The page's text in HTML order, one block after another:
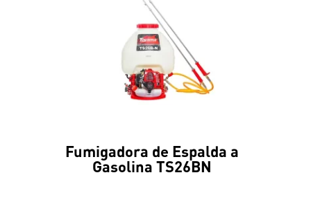
Fumigadora de Espalda a
Gasolina TS26BN